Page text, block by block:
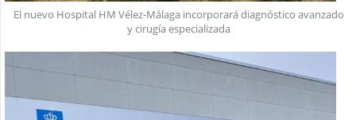
El nuevo Hospital HM Vélez-Málaga incorporará diagnóstico avanzado
y cirugía especializada